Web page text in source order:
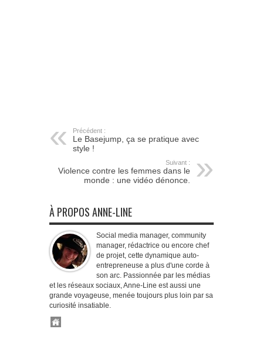
Précédent :
Le Basejump, ça se pratique avec
style !
Suivant :
Violence contre les femmes dans le
monde : une vidéo dénonce.
À PROPOS ANNE-LINE
Social media manager, community
manager, rédactrice ou encore chef
de projet, cette dynamique auto-
entrepreneuse a plus d'une corde à
son arc. Passionnée par les médias
et les réseaux sociaux, Anne-Line est aussi une
grande voyageuse, menée toujours plus loin par sa
curiosité insatiable.